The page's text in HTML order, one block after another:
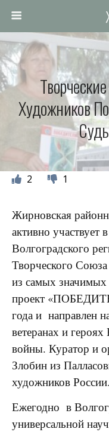
Художников
2 1
Жирновская
активно участвует
Волгоградского
Творческого
из самых значимых
проект
года и направлен
ветеранах и
войны. Куратор и
Злобин из
художников России.
Ежегодно в
универсальной